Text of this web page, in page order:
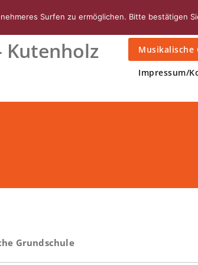
Kutenholz Musikalische
Impressum/
Grundschule
Surfen zu ermöglichen. Bitte bestätigen